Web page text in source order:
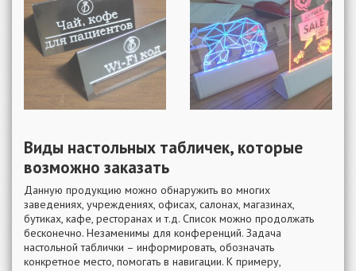
Виды настольных табличек, которые
возможно заказать
Данную продукцию можно обнаружить во многих
заведениях, учреждениях, офисах, салонах, магазинах,
бутиках, кафе, ресторанах и т.д. Список можно продолжать
бесконечно. Незаменимы для конференций. Задача
настольной таблички – информировать, обозначать
конкретное место, помогать в навигации. К примеру,